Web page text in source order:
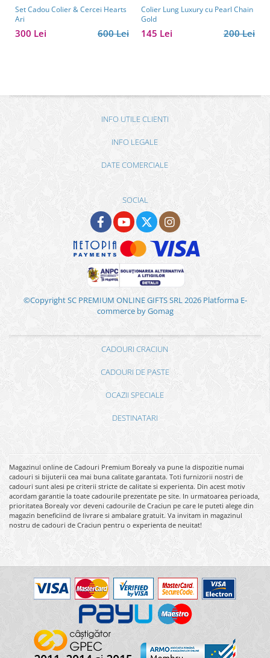
Set Cadou Colier & Cercei Hearts
Ari
600 Lei
300 Lei
Colier Lung Luxury cu Pearl Chain
Gold
200 Lei
145 Lei
INFO UTILE CLIENTI
INFO LEGALE
DATE COMERCIALE
SOCIAL
©Copyright SC PREMIUM ONLINE GIFTS SRL 2026 Platforma E-
commerce by Gomag
CADOURI CRACIUN
CADOURI DE PASTE
OCAZII SPECIALE
DESTINATARI
Magazinul online de Cadouri Premium Borealy va pune la dispozitie numai
cadouri si bijuterii cea mai buna calitate garantata. Toti furnizorii nostri de
cadouri sunt alesi pe criterii stricte de calitate si experienta. Din acest motiv
acordam garantie la toate cadourile prezentate pe site. In urmatoarea perioada,
prioritatea Borealy vor deveni cadourile de Craciun pe care le puteti alege din
magazin beneficiind de livrare si ambalare gratuit. Va invitam in magazinul
nostru de cadouri de Craciun pentru o experienta de neuitat!